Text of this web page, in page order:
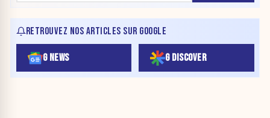
RETROUVEZ NOS ARTICLES SUR GOOGLE
G NEWS G DISCOVER